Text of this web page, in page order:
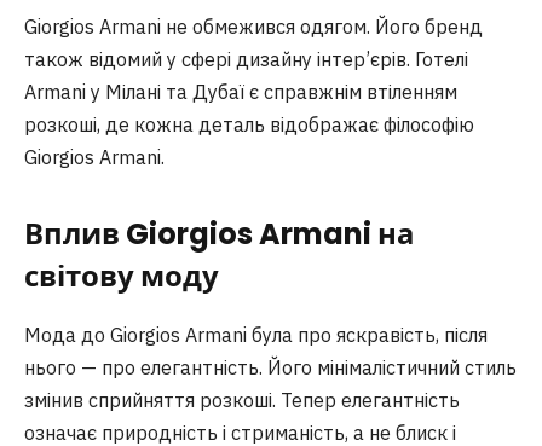
Giorgios Armani не обмежився одягом. Його бренд
також відомий у сфері дизайну інтер’єрів. Готелі
Armani у Мілані та Дубаї є справжнім втіленням
розкоші, де кожна деталь відображає філософію
Giorgios Armani.
Вплив Giorgios Armani на
світову моду
Мода до Giorgios Armani була про яскравість, після
нього — про елегантність. Його мінімалістичний стиль
змінив сприйняття розкоші. Тепер елегантність
означає природність і стриманість, а не блиск і